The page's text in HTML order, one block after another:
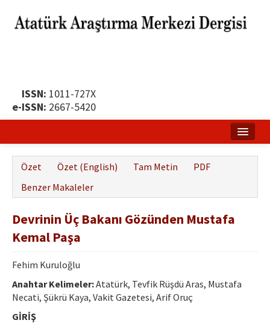
ISSN: 1011-727X
e-ISSN: 2667-5420
Yayın Politikası
Dergi Kurulları
Yayın İlkeleri
Etik İlkeler
Yazar Rehberi
Hakem Rehberi
Özet Özet (English) Tam Metin
PDF
Benzer Makaleler
Devrinin Üç Bakanı Gözünden Mustafa
Kemal Paşa
Fehim Kuruloğlu
Anahtar Kelimeler:Atatürk, Tevfik Rüşdü Aras, Mustafa
Necati, Şükrü Kaya, Vakit Gazetesi, Arif Oruç
GİRİŞ